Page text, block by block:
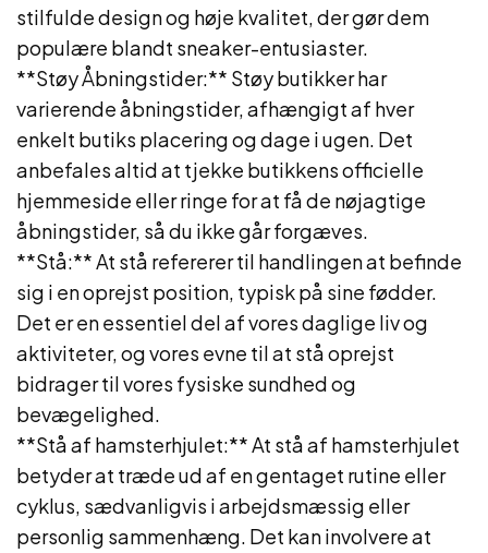
stilfulde design og høje kvalitet, der gør dem
populære blandt sneaker-entusiaster.
**Støy Åbningstider:** Støy butikker har
varierende åbningstider, afhængigt af hver
enkelt butiks placering og dage i ugen. Det
anbefales altid at tjekke butikkens officielle
hjemmeside eller ringe for at få de nøjagtige
åbningstider, så du ikke går forgæves.
**Stå:** At stå refererer til handlingen at befinde
sig i en oprejst position, typisk på sine fødder.
Det er en essentiel del af vores daglige liv og
aktiviteter, og vores evne til at stå oprejst
bidrager til vores fysiske sundhed og
bevægelighed.
**Stå af hamsterhjulet:** At stå af hamsterhjulet
betyder at træde ud af en gentaget rutine eller
cyklus, sædvanligvis i arbejdsmæssig eller
personlig sammenhæng. Det kan involvere at